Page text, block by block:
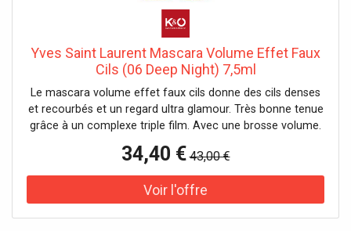
Yves Saint Laurent Mascara Volume Effet Faux
Cils (06 Deep Night) 7,5ml
Le mascara volume effet faux cils donne des cils denses
et recourbés et un regard ultra glamour. Très bonne tenue
grâce à un complexe triple film. Avec une brosse volume.
sensibles et aux porteuses de lentilles de contact. Effet :
volumateur, épaississant Caractéristique : longue tenue Il
n'y a pas de précautions spécifiques à prendre pour
l'utilisation de ce produit dans des conditions normales ou
34,40 € 43,00 €